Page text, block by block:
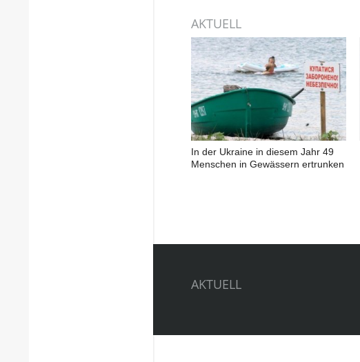
AKTUELL
In der Ukraine in diesem Jahr 49
Menschen in Gewässern ertrunken
AKTUELL